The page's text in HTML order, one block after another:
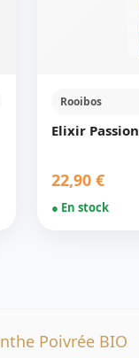
Rooibos
Elixir
22,90 €
● En stock
Poivrée BIO